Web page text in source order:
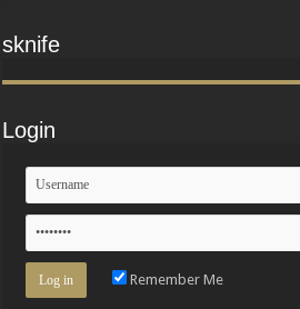
sknife
Login
Remember Me